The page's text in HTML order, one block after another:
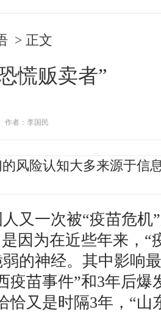
> 正文
慌贩卖者”
作者：李国民
险认知大多来源于信息
一次被“疫苗危机”
因为在近些年来，“
的神经。其中影响
疫苗事件”和3年后爆
恰又是时隔3年，“山